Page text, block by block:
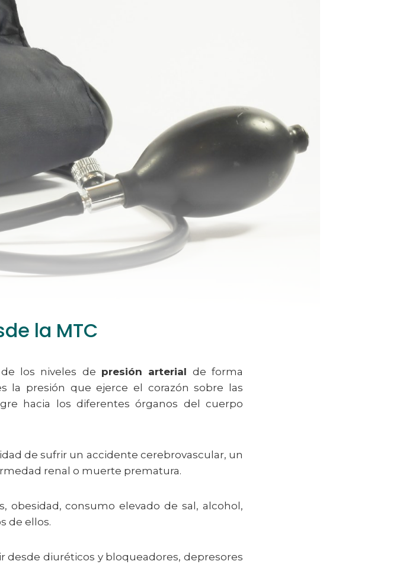
la MTC
los niveles de presión arterial de forma
la presión que ejerce el corazón sobre las
hacia los diferentes órganos del cuerpo
de sufrir un accidente cerebrovascular, un
renal o muerte prematura.
obesidad, consumo elevado de sal, alcohol,
de ellos.
diuréticos y bloqueadores, depresores